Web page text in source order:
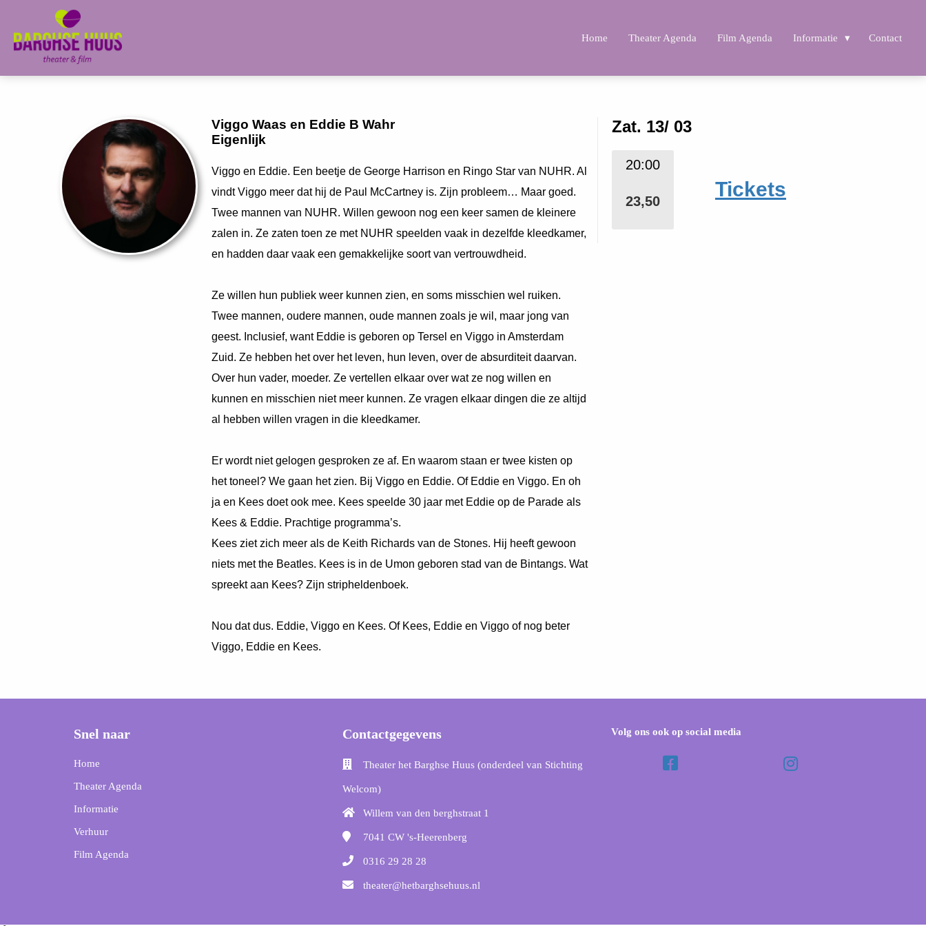
Home Theater Agenda Film Agenda Informatie Contact
Viggo Waas en Eddie B Wahr
Eigenlijk
Viggo en Eddie. Een beetje de George Harrison en Ringo Star van NUHR. Al
vindt Viggo meer dat hij de Paul McCartney is. Zijn probleem… Maar goed.
Twee mannen van NUHR. Willen gewoon nog een keer samen de kleinere
zalen in. Ze zaten toen ze met NUHR speelden vaak in dezelfde kleedkamer,
en hadden daar vaak een gemakkelijke soort van vertrouwdheid.
Ze willen hun publiek weer kunnen zien, en soms misschien wel ruiken.
Twee mannen, oudere mannen, oude mannen zoals je wil, maar jong van
geest. Inclusief, want Eddie is geboren op Tersel en Viggo in Amsterdam
Zuid. Ze hebben het over het leven, hun leven, over de absurditeit daarvan.
Over hun vader, moeder. Ze vertellen elkaar over wat ze nog willen en
kunnen en misschien niet meer kunnen. Ze vragen elkaar dingen die ze altijd
al hebben willen vragen in die kleedkamer.
Er wordt niet gelogen gesproken ze af. En waarom staan er twee kisten op
het toneel? We gaan het zien. Bij Viggo en Eddie. Of Eddie en Viggo. En oh
ja en Kees doet ook mee. Kees speelde 30 jaar met Eddie op de Parade als
Kees & Eddie. Prachtige programma’s.
Kees ziet zich meer als de Keith Richards van de Stones. Hij heeft gewoon
niets met the Beatles. Kees is in de Umon geboren stad van de Bintangs. Wat
spreekt aan Kees? Zijn stripheldenboek.
Nou dat dus. Eddie, Viggo en Kees. Of Kees, Eddie en Viggo of nog beter
Viggo, Eddie en Kees.
Zat. 13/ 03
20:00
23,50
Tickets
Snel naar
Home
Theater Agenda
Informatie
Verhuur
Film Agenda
Contactgegevens
Theater het Barghse Huus (onderdeel van Stichting
Welcom)
Willem van den berghstraat 1
7041 CW 's-Heerenberg
0316 29 28 28
theater@hetbarghsehuus.nl
Volg ons ook op social media